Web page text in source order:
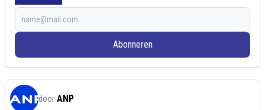
Abonneren
door ANP